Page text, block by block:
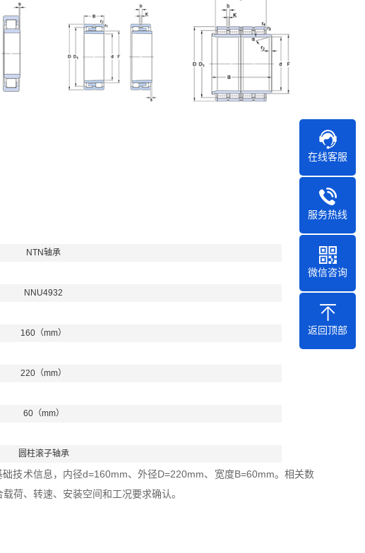
NTN轴承
NNU4932
160（mm）
220（mm）
60（mm）
圆柱滚子轴承
技术信息，内径d=160mm、外径D=220mm、宽度B=60mm。相关数
荷、转速、安装空间和工况要求确认。
在线客服
服务热线
微信咨询
返回顶部